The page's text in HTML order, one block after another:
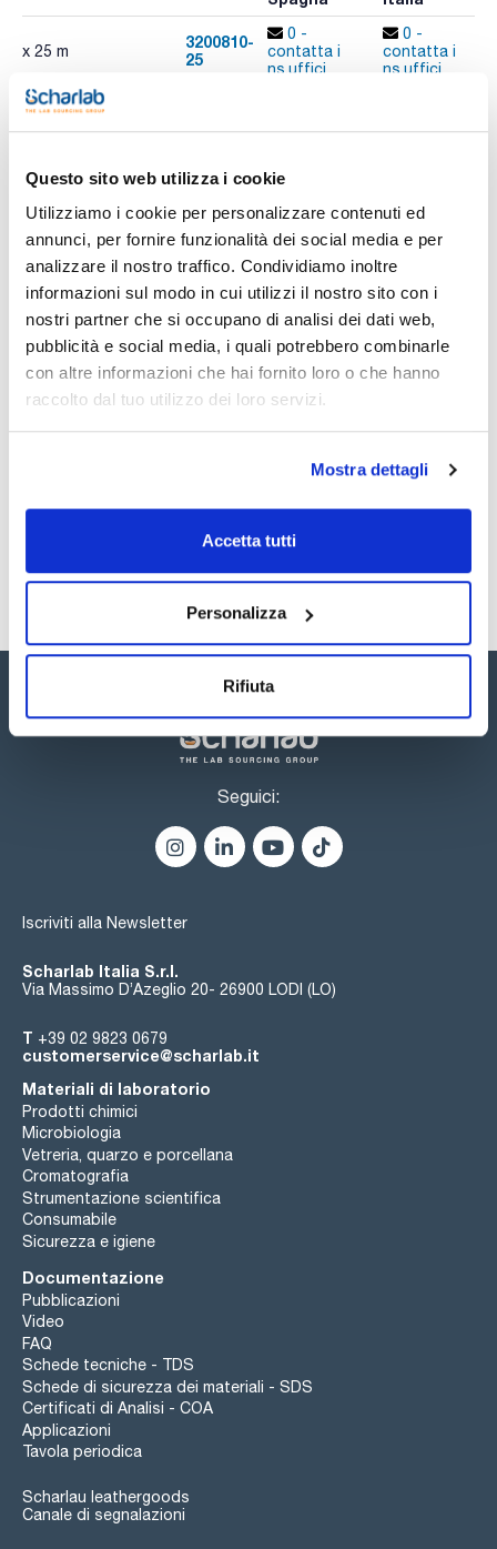
Questo sito web utilizza i cookie
Utilizziamo i cookie per personalizzare contenuti ed
annunci, per fornire funzionalità dei social media e per
analizzare il nostro traffico. Condividiamo inoltre
informazioni sul modo in cui utilizzi il nostro sito con i
nostri partner che si occupano di analisi dei dati web,
pubblicità e social media, i quali potrebbero combinarle
con altre informazioni che hai fornito loro o che hanno
raccolto dal tuo utilizzo dei loro servizi.
Mostra dettagli
Accetta tutti
Personalizza
Rifiuta
x 25 m
3200810-
25
0 -
contatta i
ns.uffici
0 -
contatta i
ns.uffici
Stampa pagina prodotto
Caratteristiche
Diametro interno (mm) : 8
Spessore parete (mm) : 1
Conf. (m) : 25
Tubi in gomma fluorurata (FPM) neri con durezza 75 Shore A
con una buona resistenza all'ozono e agli agenti atmosferici,
nonché alla benzina e agli oli minerali.
Stabilità termica da -10 a +200 °C.
Tolleranze dimensionali secondo DIN ISO 3302-1 E2.
Vedi di più
Documentazione tecnica
Registrati per i download
Registrati per i download
Seguici:
Iscriviti alla Newsletter
Scharlab Italia S.r.l.
Via Massimo D’Azeglio 20- 26900 LODI (LO)
T +39 02 9823 0679
customerservice@scharlab.it
Materiali di laboratorio
Prodotti chimici
Microbiologia
Vetreria, quarzo e porcellana
Cromatografia
Strumentazione scientifica
Consumabile
Sicurezza e igiene
Documentazione
Pubblicazioni
Video
FAQ
Schede tecniche - TDS
Schede di sicurezza dei materiali - SDS
Certificati di Analisi - COA
Applicazioni
Tavola periodica
Scharlau leathergoods
Canale di segnalazioni